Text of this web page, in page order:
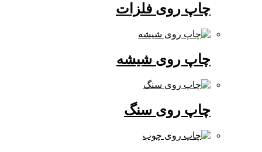
چاپ روی فلزات
چاپ روی شیشه
چاپ روی سنگ